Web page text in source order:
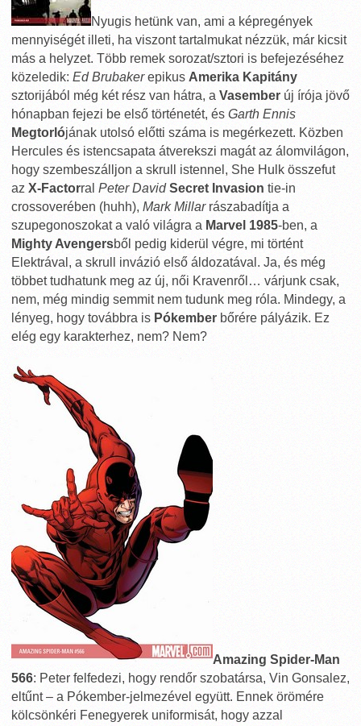
Nyugis hetünk van, ami a képregények
mennyiségét illeti, ha viszont tartalmukat nézzük, már kicsit
más a helyzet. Több remek sorozat/sztori is befejezéséhez
közeledik: Ed Brubakerepikus Amerika Kapitány
sztorijából még két rész van hátra, a Vasember új írója jövő
hónapban fejezi be első történetét, és Garth Ennis
Megtorlójának utolsó előtti száma is megérkezett. Közben
Hercules és istencsapata átverekszi magát az álomvilágon,
hogy szembeszálljon a skrull istennel, She Hulk összefut
az X-Factorral Peter David Secret Invasion tie-in
crossoverében (huhh), Mark Millarrászabadítja a
szupegonoszokat a való világra a Marvel 1985-ben, a
Mighty Avengersből pedig kiderül végre, mi történt
Elektrával, a skrull invázió első áldozatával. Ja, és még
többet tudhatunk meg az új, női Kravenről… várjunk csak,
nem, még mindig semmit nem tudunk meg róla. Mindegy, a
lényeg, hogy továbbra is Pókember bőrére pályázik. Ez
elég egy karakterhez, nem? Nem?
Amazing Spider-Man
566: Peter felfedezi, hogy rendőr szobatársa, Vin Gonsalez,
eltűnt – a Pókember-jelmezével együtt. Ennek örömére
kölcsönkéri Fenegyerek uniformisát, hogy azzal